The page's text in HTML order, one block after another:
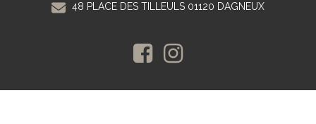
48 PLACE DES TILLEULS 01120 DAGNEUX